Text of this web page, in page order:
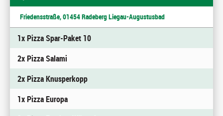
Friedensstraße, 01454 Radeberg Liegau-Augustusbad
1x Pizza Spar-Paket 10
2x Pizza Salami
2x Pizza Knusperkopp
1x Pizza Europa